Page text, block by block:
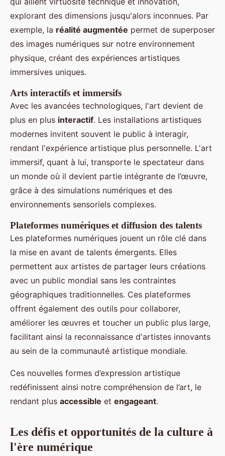
explorant des dimensions jusqu'alors inconnues. Par
exemple, la réalité augmentée permet de superposer
des images numériques sur notre environnement
physique, créant des expériences artistiques
immersives uniques.
Arts interactifs et immersifs
Avec les avancées technologiques, l'art devient de
plus en plus interactif. Les installations artistiques
modernes invitent souvent le public à interagir,
rendant l'expérience artistique plus personnelle. L'art
immersif, quant à lui, transporte le spectateur dans
un monde où il devient partie intégrante de l’œuvre,
grâce à des simulations numériques et des
environnements sensoriels complexes.
Plateformes numériques et diffusion des talents
Les plateformes numériques jouent un rôle clé dans
la mise en avant de talents émergents. Elles
permettent aux artistes de partager leurs créations
avec un public mondial sans les contraintes
géographiques traditionnelles. Ces plateformes
offrent également des outils pour collaborer,
améliorer les œuvres et toucher un public plus large,
facilitant ainsi la reconnaissance d'artistes innovants
au sein de la communauté artistique mondiale.
Ces nouvelles formes d’expression artistique
redéfinissent ainsi notre compréhension de l’art, le
rendant plus accessible et engageant.
Les défis et opportunités de la culture à
l'ère numérique